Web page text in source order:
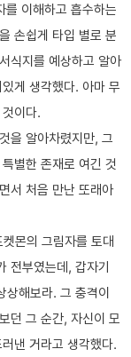
를 이해하고 흡수하는
손쉽게 타입 별로 분
식지를 예상하고 알아
게 생각했다. 아마 무
이다.
을 알아차렸지만, 그
별한 존재로 여긴 것
서 처음 만난 또래아
몬의 그림자를 토대
전부였는데, 갑자기
해보라. 그 충격이
던 그 순간, 자신이 모
낸 거라고 생각했다.